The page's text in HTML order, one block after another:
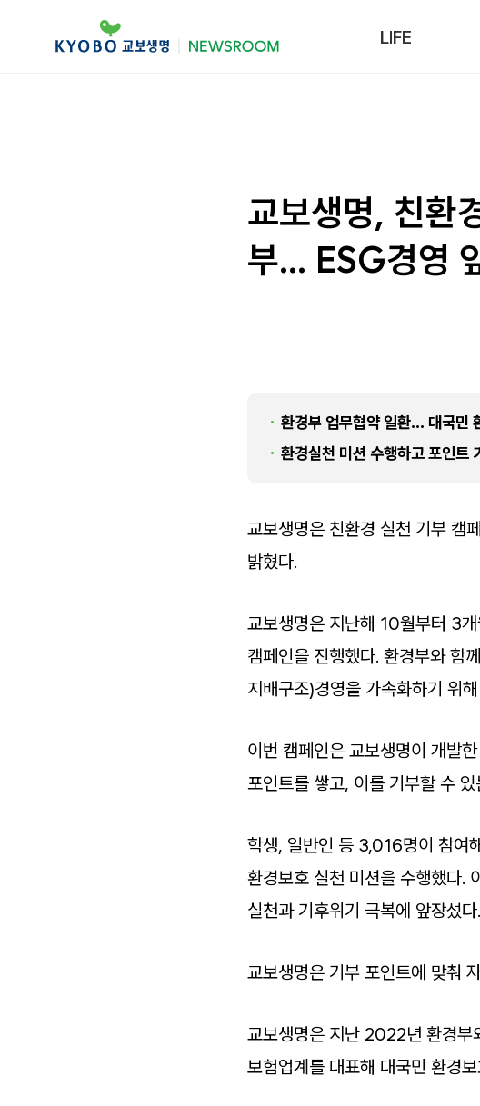
LIFE
교보생명, 친환
부… ESG경영
환경부 업무협약 일환… 대국민
환경실천 미션 수행하고 포인
교보생명은 친환경 실천 기부 캠
밝혔다.
교보생명은 지난해 10월부터 3
캠페인을 진행했다. 환경부와 함
지배구조)경영을 가속화하기 위
이번 캠페인은 교보생명이 개발
포인트를 쌓고, 이를 기부할 수
학생, 일반인 등 3,016명이 참여
환경보호 실천 미션을 수행했다.
실천과 기후위기 극복에 앞장섰다.
교보생명은 기부 포인트에 맞춰
교보생명은 지난 2022년 환경부
보험업계를 대표해 대국민 환경